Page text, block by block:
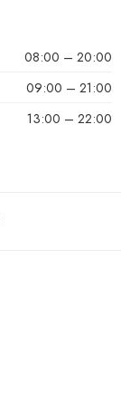
08:00 – 20:00
09:00 – 21:00
13:00 – 22:00